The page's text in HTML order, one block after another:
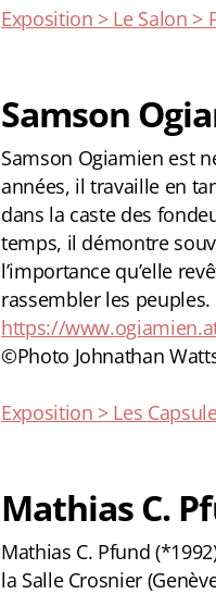
Exposition > Le Salon >
Samson
Samson Ogiamien est
années, il travaille en
dans la caste des
temps, il démontre
l’importance qu’elle
rassembler les peuples.
https://
©Photo Johnathan
Exposition > Les
Mathias C.
Mathias C. Pfund
la Salle Crosnier